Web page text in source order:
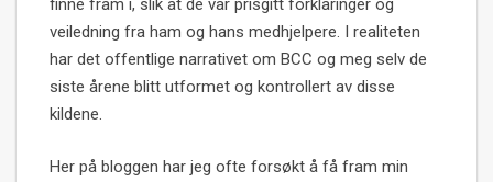
finne fram i, slik at de var prisgitt forklaringer og
veiledning fra ham og hans medhjelpere. I realiteten
har det offentlige narrativet om BCC og meg selv de
siste årene blitt utformet og kontrollert av disse
kildene.
Her på bloggen har jeg ofte forsøkt å få fram min